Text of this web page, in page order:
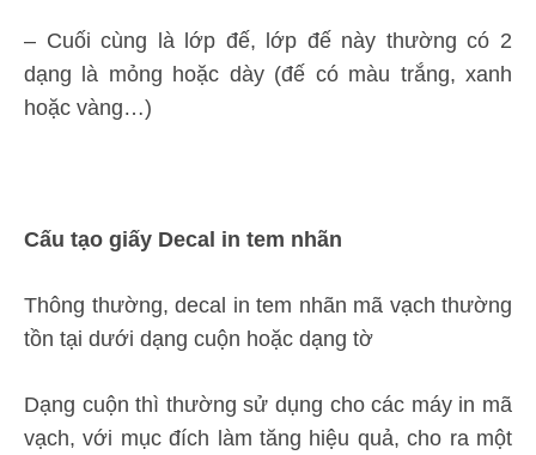
– Cuối cùng là lớp đế, lớp đế này thường có 2
dạng là mỏng hoặc dày (đế có màu trắng, xanh
hoặc vàng…)
Cấu tạo giấy Decal in tem nhãn
Thông thường, decal in tem nhãn mã vạch thường
tồn tại dưới dạng cuộn hoặc dạng tờ
Dạng cuộn thì thường sử dụng cho các máy in mã
vạch, với mục đích làm tăng hiệu quả, cho ra một